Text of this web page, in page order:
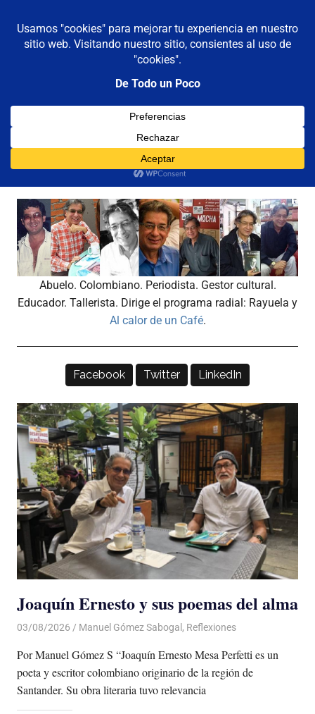
contenido
De todo un poco
Reflexiones,
Viajes
MENÚ
Categoría:Manuel Gómez Sabogal
Abuelo. Colombiano. Periodista. Gestor cultural.
Educador. Tallerista. Dirige el programa radial: Rayuela y
Al calor de un Café.
Facebook Twitter LinkedIn
Joaquín Ernesto y sus poemas del alma
03/08/2026 De todo un Poco
Manuel Gómez Sabogal , Reflexiones
Por Manuel Gómez S “Joaquín Ernesto Mesa Perfetti es un
poeta y escritor colombiano originario de la región de
Santander. Su obra literaria tuvo relevancia